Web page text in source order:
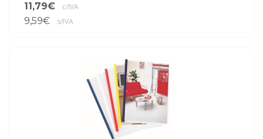
11,79€
c/IVA
9,59€ s/IVA